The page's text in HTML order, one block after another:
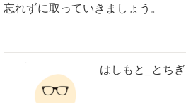
忘れずに取っていきましょう。
はしもと_とちぎ